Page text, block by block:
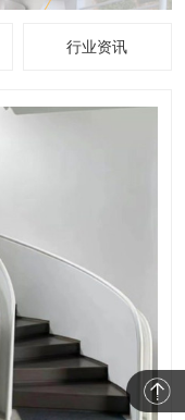
行业资讯